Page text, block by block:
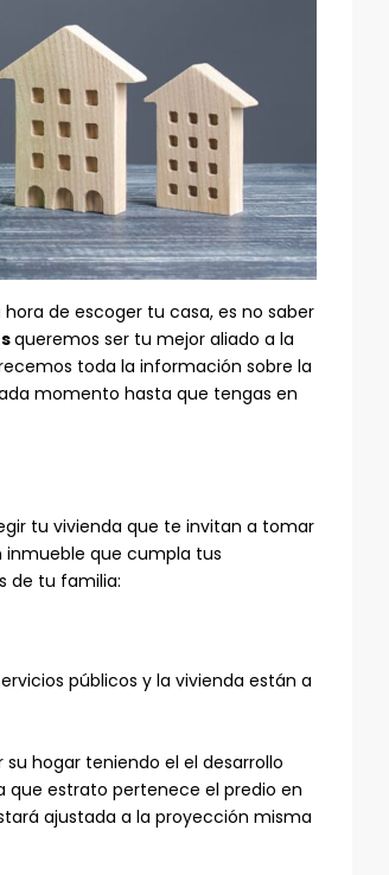
de escoger tu casa, es no saber
queremos ser tu mejor aliado a la
toda la información sobre la
momento hasta que tengas en
tu vivienda que te invitan a tomar
inmueble que cumpla tus
de tu familia:
públicos y la vivienda están a
hogar teniendo el el desarrollo
que estrato pertenece el predio en
ajustada a la proyección misma